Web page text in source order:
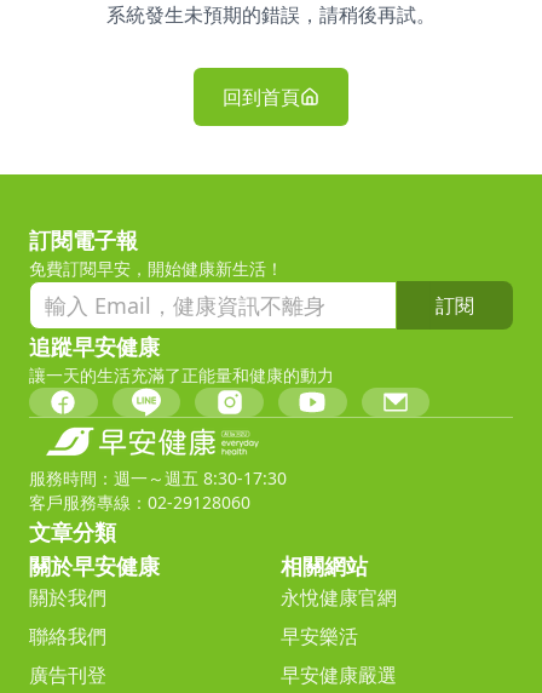
系統發生未預期的錯誤，請稍後再試。
回到首頁
訂閱電子報
免費訂閱早安，開始健康新生活！
訂閱
追蹤早安健康
讓一天的生活充滿了正能量和健康的動力
服務時間：週一～週五 8:30-17:30
客戶服務專線：02-29128060
文章分類
關於早安健康
關於我們
聯絡我們
廣告刊登
相關網站
永悅健康官網
早安樂活
早安健康嚴選